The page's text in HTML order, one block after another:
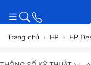
Trang chủ HP HP